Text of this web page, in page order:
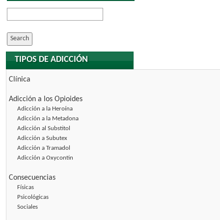
TIPOS DE ADICCIÓN
Clínica
Adicción a los Opioides
Adicción a la Heroína
Adicción a la Metadona
Adicción al Substitol
Adicción a Subutex
Adicción a Tramadol
Adicción a Oxycontin
Consecuencias
Físicas
Psicológicas
Sociales